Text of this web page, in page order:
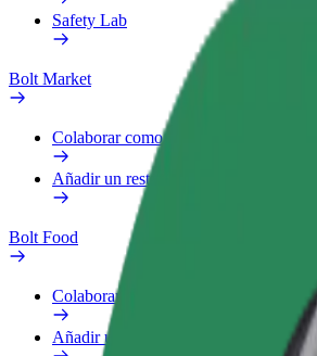
Safety Lab
Bolt Market
Colaborar como repartidor
Añadir un restaurante o tienda
Bolt Food
Colaborar como repartidor
Añadir un restaurante o tienda